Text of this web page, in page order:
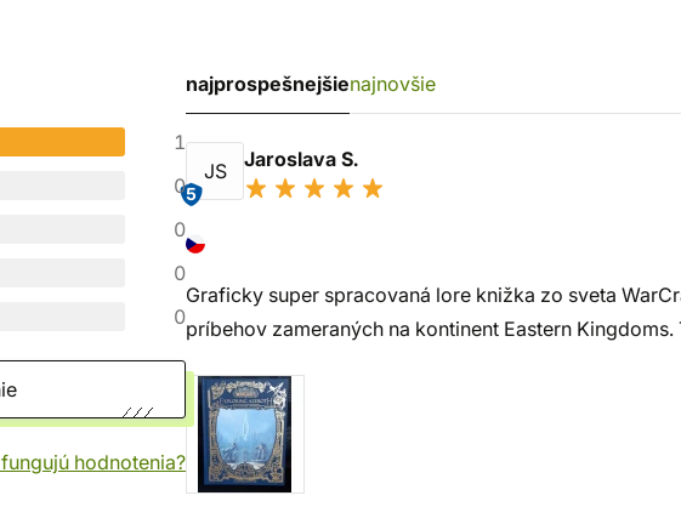
1
0
0
0
0
hodnotenia?
najprospešnejšienajnovšie
JS
5
Jaroslava S.
Graficky super spracovaná lore knižka zo sveta
príbehov zameraných na kontinent Eastern Kingdoms.